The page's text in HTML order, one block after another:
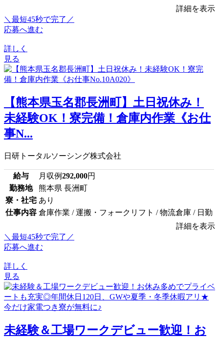
詳細を表示
＼最短45秒で完了／
応募へ進む
詳しく
見る
【熊本県玉名郡長洲町】土日祝休み！
未経験OK！寮完備！倉庫内作業《お仕
事N...
日研トータルソーシング株式会社
給与 月収例292,000円
勤務地
熊本県 長洲町
寮・社宅 あり
仕事内容 倉庫作業 / 運搬・フォークリフト / 物流倉庫 / 日勤
詳細を表示
＼最短45秒で完了／
応募へ進む
詳しく
見る
未経験＆工場ワークデビュー歓迎！お